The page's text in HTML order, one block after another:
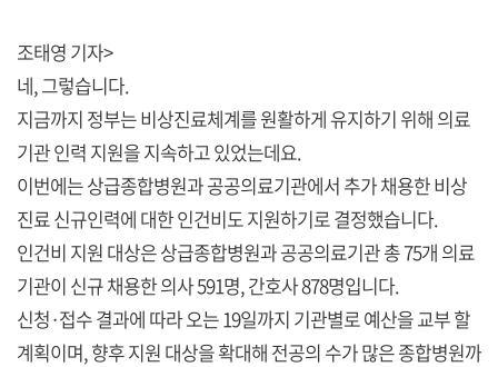
조태영 기자>
네, 그렇습니다.
지금까지 정부는 비상진료체계를 원활하게 유지하기 위해 의료
기관 인력 지원을 지속하고 있었는데요.
이번에는 상급종합병원과 공공의료기관에서 추가 채용한 비상
진료 신규인력에 대한 인건비도 지원하기로 결정했습니다.
인건비 지원 대상은 상급종합병원과 공공의료기관 총 75개 의료
기관이 신규 채용한 의사 591명, 간호사 878명입니다.
신청·접수 결과에 따라 오는 19일까지 기관별로 예산을 교부 할
계획이며, 향후 지원 대상을 확대해 전공의 수가 많은 종합병원까